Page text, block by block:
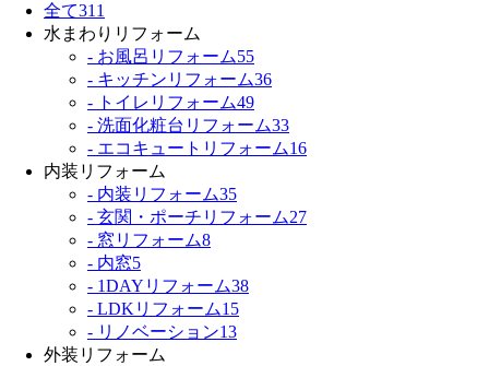
全て311
水まわりリフォーム
- お風呂リフォーム55
- キッチンリフォーム36
- トイレリフォーム49
- 洗面化粧台リフォーム33
- エコキュートリフォーム16
内装リフォーム
- 内装リフォーム35
- 玄関・ポーチリフォーム27
- 窓リフォーム8
- 内窓5
- 1DAYリフォーム38
- LDKリフォーム15
- リノベーション13
外装リフォーム